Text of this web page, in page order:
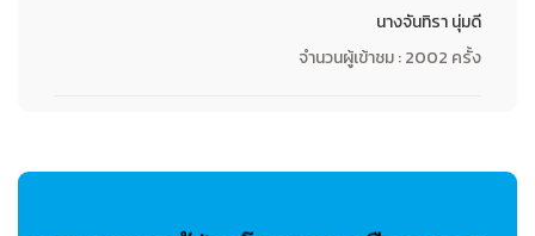
นางจันทิรา นุ่มดี
จำนวนผู้เข้าชม : 2002 ครั้ง